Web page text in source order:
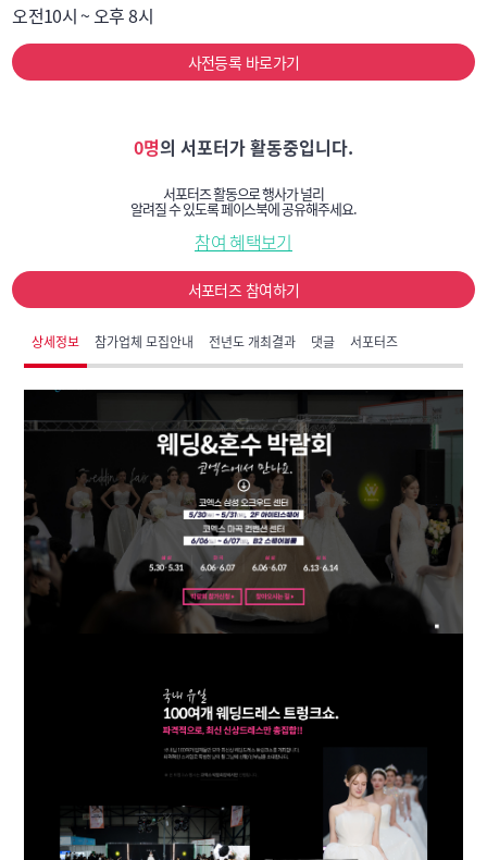
오전10시 ~ 오후 8시
사전등록 바로가기
0명의 서포터가 활동중입니다.
서포터즈 활동으로 행사가 널리
알려질 수 있도록 페이스북에 공유해주세요.
참여 혜택보기
서포터즈 참여하기
상세정보 참가업체 모집안내 전년도 개최결과 댓글 서포터즈